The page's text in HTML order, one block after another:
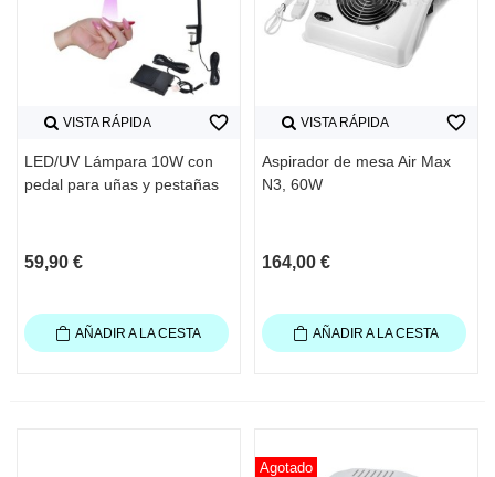
VISTA RÁPIDA
LED/UV Lámpara 10W con
pedal para uñas y pestañas
59,90 €
favorite_border
AÑADIR A LA CESTA
VISTA RÁPIDA
Aspirador de mesa Air Max
N3, 60W
164,00 €
favorite_border
AÑADIR A LA CESTA
Agotado